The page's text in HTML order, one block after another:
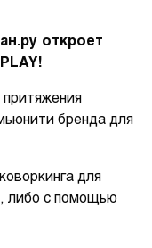
откроет
бренда для
для
либо с помощью